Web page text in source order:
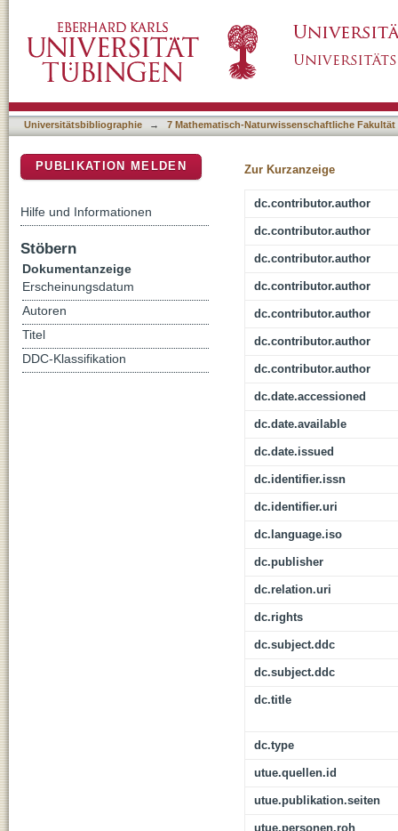
Substrate Coupling
Universitätsbibliographie → 7 Mathematisch-Naturwissenschaftliche Fakultät
Zur Kurzanzeige
dc.contributor.author
dc.contributor.author
dc.contributor.author
dc.contributor.author
dc.contributor.author
dc.contributor.author
dc.contributor.author
dc.date.accessioned
dc.date.available
dc.date.issued
dc.identifier.issn
dc.identifier.uri
dc.language.iso
dc.publisher
dc.relation.uri
dc.rights
dc.subject.ddc
dc.subject.ddc
dc.title
dc.type
utue.quellen.id
utue.publikation.seiten
utue.personen.roh
PUBLIKATION MELDEN
Hilfe und Informationen
Stöbern
Dokumentanzeige
Erscheinungsdatum
Autoren
Titel
DDC-Klassifikation